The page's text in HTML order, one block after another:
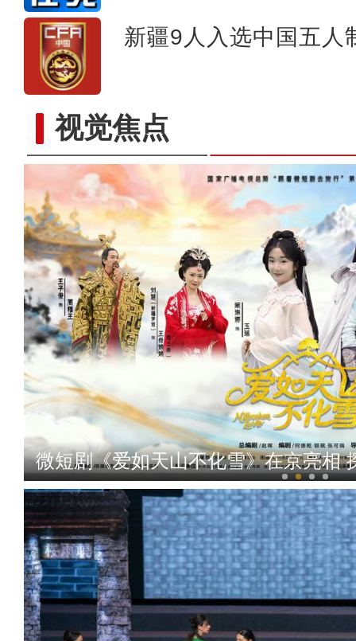
新疆9人入选中国五人
视觉焦点
大美边疆看我家丨新疆且末2
微短剧《爱如天山不化雪》在京亮相